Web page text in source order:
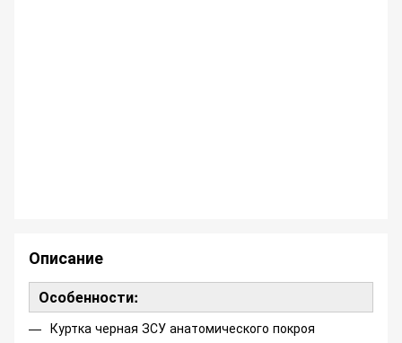
Описание
Особенности:
Куртка черная ЗСУ анатомического покроя